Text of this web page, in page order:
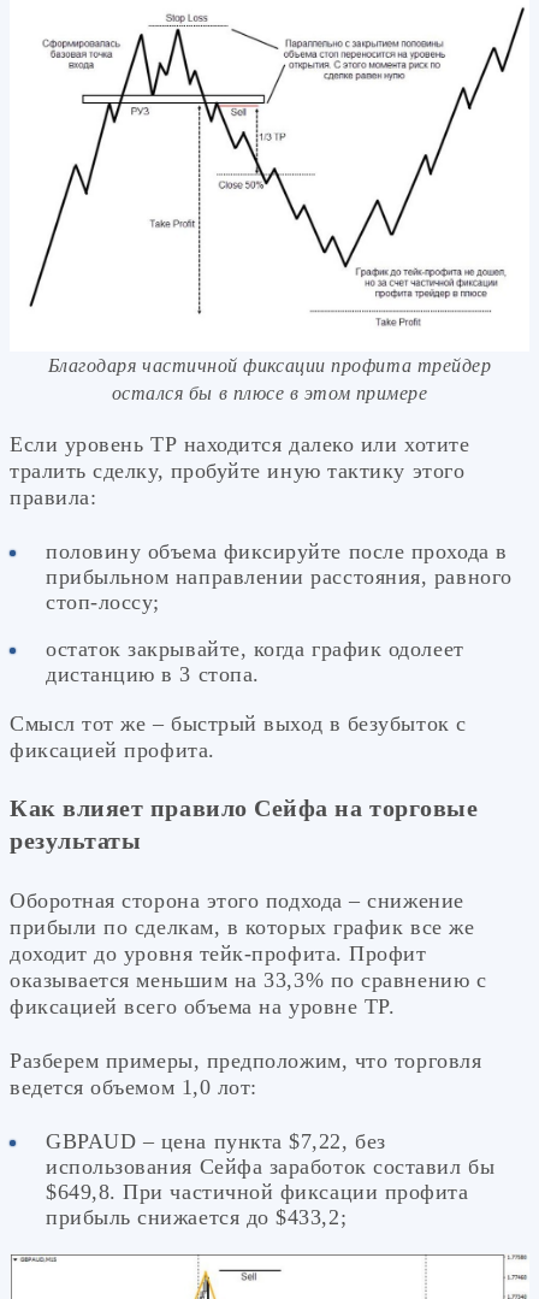
Благодаря частичной фиксации профита трейдер
остался бы в плюсе в этом примере
Если уровень ТР находится далеко или хотите
тралить сделку, пробуйте иную тактику этого
правила:
половину объема фиксируйте после прохода в
прибыльном направлении расстояния, равного
стоп-лоссу;
остаток закрывайте, когда график одолеет
дистанцию в 3 стопа.
Смысл тот же – быстрый выход в безубыток с
фиксацией профита.
Как влияет правило Сейфа на торговые
результаты
Оборотная сторона этого подхода – снижение
прибыли по сделкам, в которых график все же
доходит до уровня тейк-профита. Профит
оказывается меньшим на 33,3% по сравнению с
фиксацией всего объема на уровне ТР.
Разберем примеры, предположим, что торговля
ведется объемом 1,0 лот:
GBPAUD – цена пункта $7,22, без
использования Сейфа заработок составил бы
$649,8. При частичной фиксации профита
прибыль снижается до $433,2;